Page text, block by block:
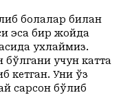
болалар билан
эса бир жойда
ухлаймиз.
бўлгани учун катта
кетган. Уни ўз
сарсон бўлиб